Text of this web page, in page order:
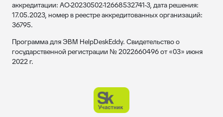
аккредитации: АО-20230502-12668532741-3, дата решения:
17.05.2023, номер в реестре аккредитованных организаций:
36795.
Программа для ЭВМ HelpDeskEddy. Свидетельство о
государственной регистрации № 2022660496 от «03» июня
2022 г.